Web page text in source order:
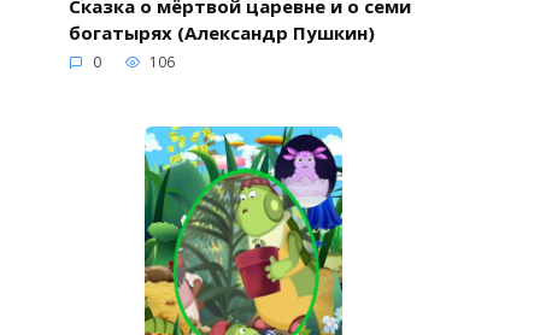
Сказка о мёртвой царевне и о семи
богатырях (Александр Пушкин)
0 106